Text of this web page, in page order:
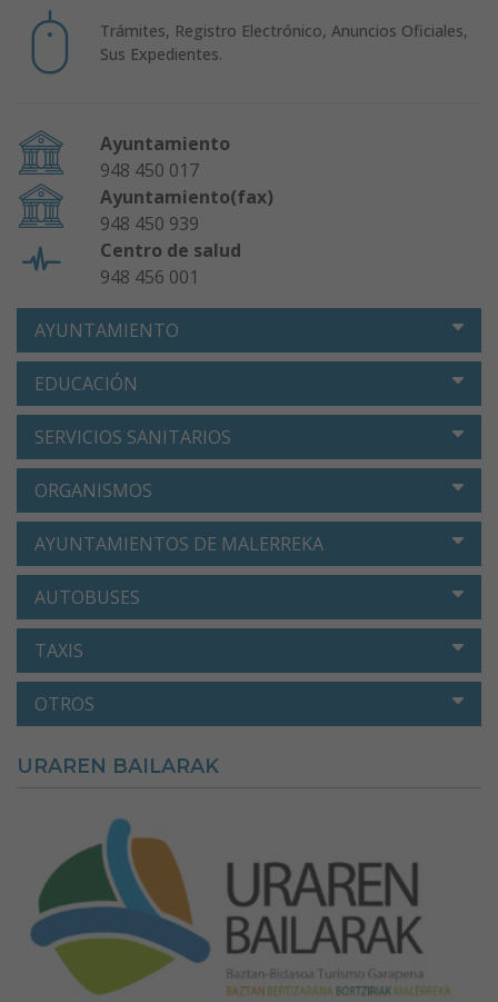
Trámites, Registro Electrónico, Anuncios Oficiales,
Sus Expedientes.
Ayuntamiento
948 450 017
Ayuntamiento(fax)
948 450 939
Centro de salud
948 456 001
AYUNTAMIENTO
EDUCACIÓN
SERVICIOS SANITARIOS
ORGANISMOS
AYUNTAMIENTOS DE MALERREKA
AUTOBUSES
TAXIS
OTROS
URAREN BAILARAK